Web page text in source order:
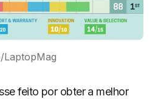
LaptopMag
feito por obter a melhor